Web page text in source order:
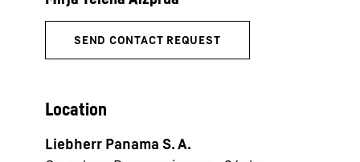
Location
Liebherr Panama S. A.